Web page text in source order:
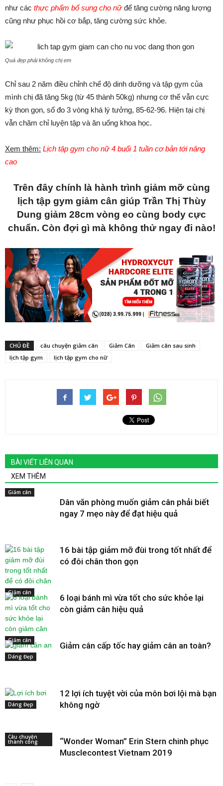
như các thực phẩm bổ sung cho nữđể tăng cường năng lượng
cũng như phục hồi cơ bắp, tăng cường sức khỏe.
Quá đẹp phải không chị em
Chỉ sau 2 năm điều chỉnh chế độ dinh dưỡng và tập gym của
mình chị đã tăng 5kg (từ 45 thành 50kg) nhưng cơ thể vẫn cực
kỳ thon gọn, số đo 3 vòng khá lý tưởng, 85-62-96. Hiện tại chị
vẫn chăm chỉ luyện tập và ăn uống khoa học.
Xem thêm: Lịch tập gym cho nữ 4 buổi 1 tuần cơ bản tới nâng
cao
Trên đây chính là hành trình giảm mỡ cùng
lịch tập gym giảm cân giúp Trần Thị Thùy
Dung giảm 28cm vòng eo cùng body cực
chuẩn. Còn đợi gì mà không thử ngay đi nào!
CHỦ ĐỀ câu chuyện giảm cân Giảm Cân
Giảm cân sau sinh
lịch tập gym
lịch tập gym cho nữ
BÀI VIẾT LIÊN QUAN
XEM THÊM
Giảm cân
Dân văn phòng muốn giảm cân phải biết
ngay 7 mẹo này để đạt hiệu quả
Giảm cân
16 bài tập giảm mỡ đùi trong tốt nhất để
có đôi chân thon gọn
Giảm cân
6 loại bánh mì vừa tốt cho sức khỏe lại
còn giảm cân hiệu quả
Dáng Đẹp
Giảm cân cấp tốc hay giảm cân an toàn?
Dáng Đẹp
12 lợi ích tuyệt vời của môn bơi lội mà bạn
không ngờ
Câu chuyện
thành công
“Wonder Woman” Erin Stern chinh phục
Musclecontest Vietnam 2019